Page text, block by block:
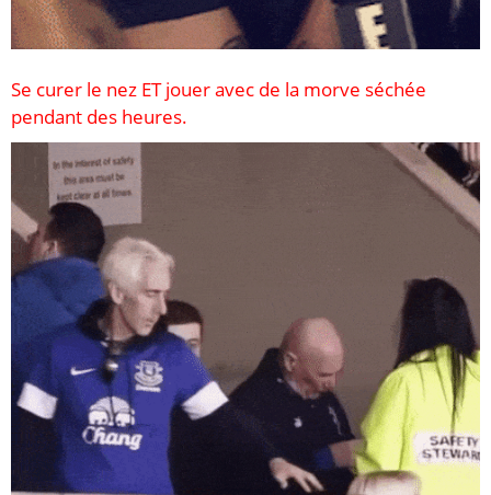
Se curer le nez ET jouer avec de la morve séchée
pendant des heures.